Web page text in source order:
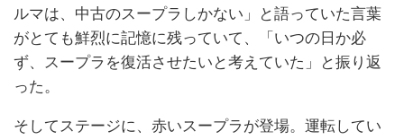
ルマは、中古のスープラしかない」と語っていた言葉
がとても鮮烈に記憶に残っていて、「いつの日か必
ず、スープラを復活させたいと考えていた」と振り返
った。
そしてステージに、赤いスープラが登場。運転してい